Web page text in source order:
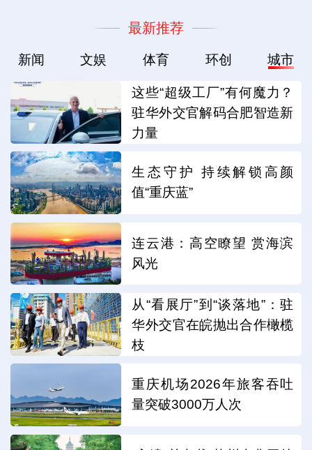
最新推荐
新闻 文娱 体育 环创 城市
这些“超级工厂”有何魔力？
驻华外交官解码合肥智造新
力量
生态守护 持续解锁高颜
值“重庆蓝”
连云港：高空瞭望 赏海滨
风光
从“看展厅”到“谈落地”：驻
华外交官在皖抛出合作橄榄
枝
重庆机场2026年旅客吞吐
量突破3000万人次